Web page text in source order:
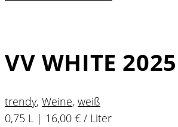
VV WHITE 2025
trendy, Weine, weiß
0,75 L | 16,00 € / Liter